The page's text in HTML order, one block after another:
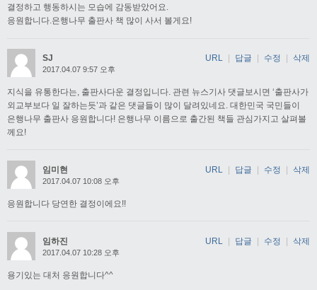
결정하고 행동하시는 모습에 감동받았어요.
응원합니다.은행나무 출판사 책 많이 사서 볼게요!
SJ
2017.04.07 9:57 오후
지식을 유통한다는, 출판사다운 결정입니다. 관련 뉴스기사 댓글보시면 ‘출판사가
외교부보다 일 잘하는듯’과 같은 댓글들이 많이 달려있네요. 대한민국 국민들이
은행나무 출판사 응원합니다! 은행나무 이름으로 출간된 책들 관심가지고 살펴볼
께요!
URL 답글 수정 삭제
임미현
2017.04.07 10:08 오후
응원합니다 당연한 결정이에요!!
URL | 답글 | 수정 | 삭제
임하진
2017.04.07 10:28 오후
용기있는 대처 응원합니다^^
URL | 답글 | 수정 | 삭제